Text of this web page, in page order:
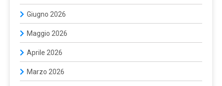
Giugno 2026
Maggio 2026
Aprile 2026
Marzo 2026